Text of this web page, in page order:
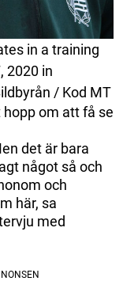
in a training
2020 in
/ Kod MT
om att få se
det är bara
något så och
och
här, sa
med